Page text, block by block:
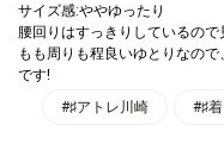
サイズ感:ややゆったり
腰回りはすっきりしているので
もも周りも程良いゆとりなの
です!
#♯アトレ川崎
#♯